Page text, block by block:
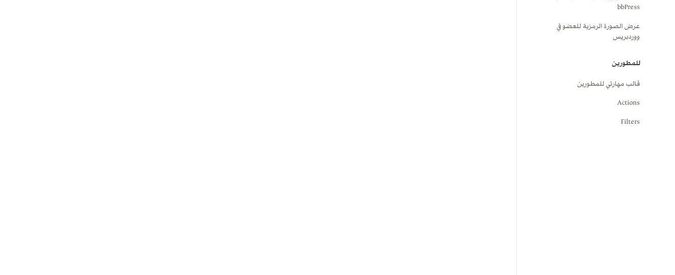
bbPress
عرض الصورة الرمزية للعضو في
ووردبريس
للمطورين
قالب مهارتي للمطورين
Actions
Filters